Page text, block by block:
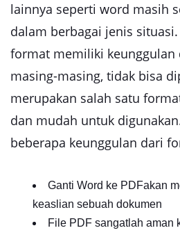
lainnya seperti word masih
dalam berbagai jenis
format memiliki keunggulan
masing-masing, tidak bisa
merupakan salah satu
dan mudah untuk
beberapa keunggulan dari
Ganti Word ke PDFakan
keaslian sebuah dokumen
File PDF sangatlah aman